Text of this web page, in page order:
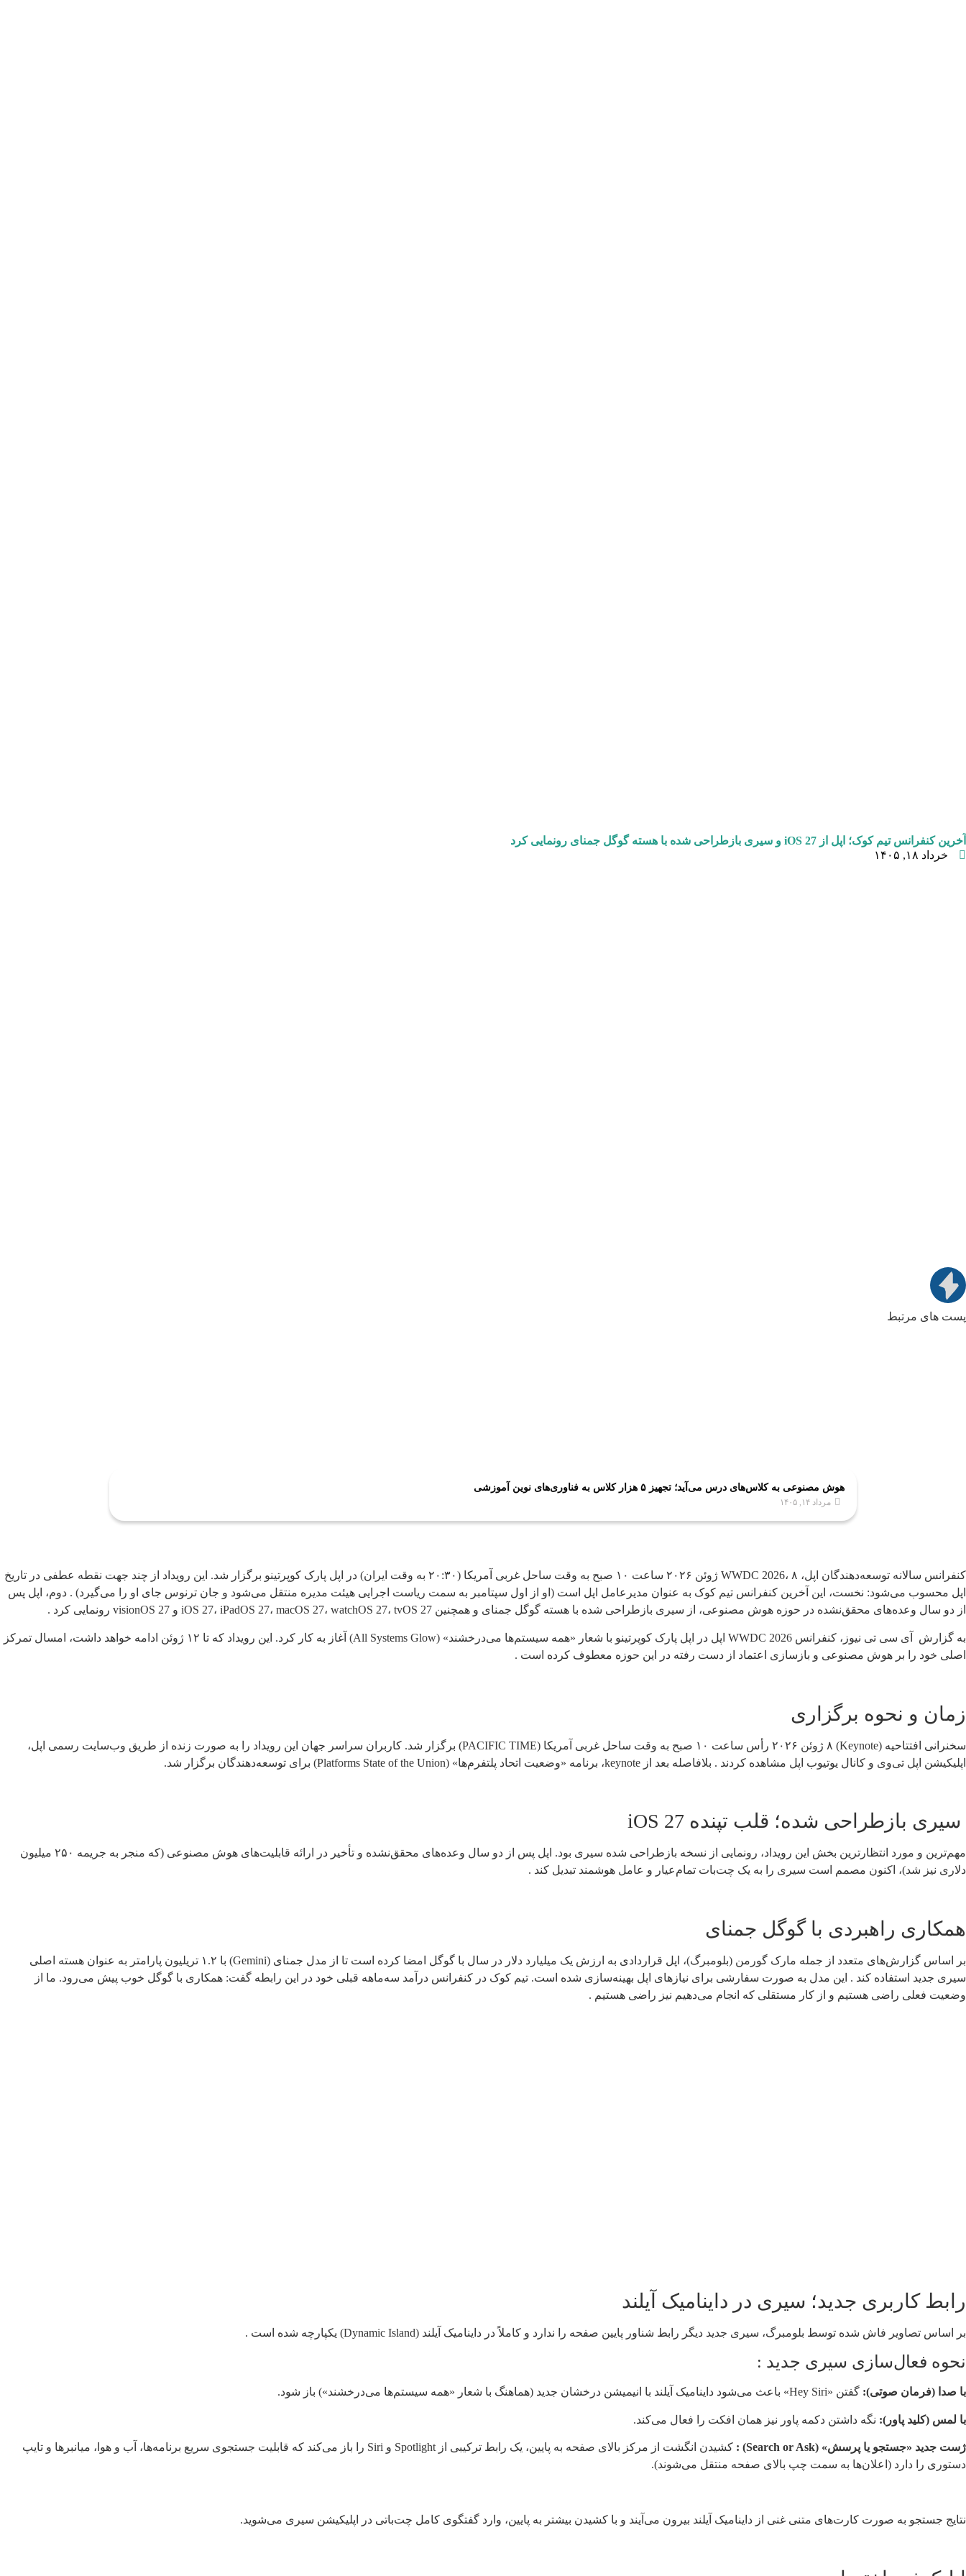
آخرین کنفرانس تیم کوک؛ اپل از iOS 27 و سیری بازطراحی شده با هسته گوگل جمنای رونمایی کرد
خرداد ۱۸, ۱۴۰۵
پست های مرتبط
هوش مصنوعی به کلاس‌های درس می‌آید؛ تجهیز ۵ هزار کلاس به فناوری‌های نوین آموزشی
مرداد ۱۴, ۱۴۰۵
کنفرانس سالانه توسعه‌دهندگان اپل، WWDC 2026، ۸ ژوئن ۲۰۲۶ ساعت ۱۰ صبح به وقت ساحل غربی آمریکا (۲۰:۳۰ به وقت ایران) در اپل پارک کوپرتینو برگزار شد. این رویداد از چند جهت نقطه عطفی در تاریخ
اپل محسوب می‌شود: نخست، این آخرین کنفرانس تیم کوک به عنوان مدیرعامل اپل است (او از اول سپتامبر به سمت ریاست اجرایی هیئت مدیره منتقل می‌شود و جان ترنوس جای او را می‌گیرد) . دوم، اپل پس
از دو سال وعده‌های محقق‌نشده در حوزه هوش مصنوعی، از سیری بازطراحی شده با هسته گوگل جمنای و همچنین iOS 27، iPadOS 27، macOS 27، watchOS 27، tvOS 27 و visionOS 27 رونمایی کرد .
به گزارش آی سی تی نیوز، کنفرانس WWDC 2026 اپل در اپل پارک کوپرتینو با شعار «همه سیستم‌ها می‌درخشند» (All Systems Glow) آغاز به کار کرد. این رویداد که تا ۱۲ ژوئن ادامه خواهد داشت، امسال تمرکز
اصلی خود را بر هوش مصنوعی و بازسازی اعتماد از دست رفته در این حوزه معطوف کرده است .
زمان و نحوه برگزاری
سخنرانی افتتاحیه (Keynote) ۸ ژوئن ۲۰۲۶ رأس ساعت ۱۰ صبح به وقت ساحل غربی آمریکا (PACIFIC TIME) برگزار شد. کاربران سراسر جهان این رویداد را به صورت زنده از طریق وب‌سایت رسمی اپل،
اپلیکیشن اپل تی‌وی و کانال یوتیوب اپل مشاهده کردند . بلافاصله بعد از keynote، برنامه «وضعیت اتحاد پلتفرم‌ها» (Platforms State of the Union) برای توسعه‌دهندگان برگزار شد.
سیری بازطراحی شده؛ قلب تپنده iOS 27
مهم‌ترین و مورد انتظارترین بخش این رویداد، رونمایی از نسخه بازطراحی شده سیری بود. اپل پس از دو سال وعده‌های محقق‌نشده و تأخیر در ارائه قابلیت‌های هوش مصنوعی (که منجر به جریمه ۲۵۰ میلیون
دلاری نیز شد)، اکنون مصمم است سیری را به یک چت‌بات تمام‌عیار و عامل هوشمند تبدیل کند .
همکاری راهبردی با گوگل جمنای
بر اساس گزارش‌های متعدد از جمله مارک گورمن (بلومبرگ)، اپل قراردادی به ارزش یک میلیارد دلار در سال با گوگل امضا کرده است تا از مدل جمنای (Gemini) با ۱.۲ تریلیون پارامتر به عنوان هسته اصلی
سیری جدید استفاده کند . این مدل به صورت سفارشی برای نیازهای اپل بهینه‌سازی شده است. تیم کوک در کنفرانس درآمد سه‌ماهه قبلی خود در این رابطه گفت: همکاری با گوگل خوب پیش می‌رود. ما از
وضعیت فعلی راضی هستیم و از کار مستقلی که انجام می‌دهیم نیز راضی هستیم .
رابط کاربری جدید؛ سیری در داینامیک آیلند
بر اساس تصاویر فاش شده توسط بلومبرگ، سیری جدید دیگر رابط شناور پایین صفحه را ندارد و کاملاً در داینامیک آیلند (Dynamic Island) یکپارچه شده است .
نحوه فعال‌سازی سیری جدید :
با صدا (فرمان صوتی): گفتن «Hey Siri» باعث می‌شود داینامیک آیلند با انیمیشن درخشان جدید (هماهنگ با شعار «همه سیستم‌ها می‌درخشند») باز شود.
با لمس (کلید پاور): نگه داشتن دکمه پاور نیز همان افکت را فعال می‌کند.
ژست جدید «جستجو یا پرسش» (Search or Ask) :
کشیدن انگشت از مرکز بالای صفحه به پایین، یک رابط ترکیبی از Spotlight و Siri را باز می‌کند که قابلیت جستجوی سریع برنامه‌ها، آب و هوا، میانبرها و تایپ
دستوری را دارد (اعلان‌ها به سمت چپ بالای صفحه منتقل می‌شوند).
نتایج جستجو به صورت کارت‌های متنی غنی از داینامیک آیلند بیرون می‌آیند و با کشیدن بیشتر به پایین، وارد گفتگوی کامل چت‌باتی در اپلیکیشن سیری می‌شوید.